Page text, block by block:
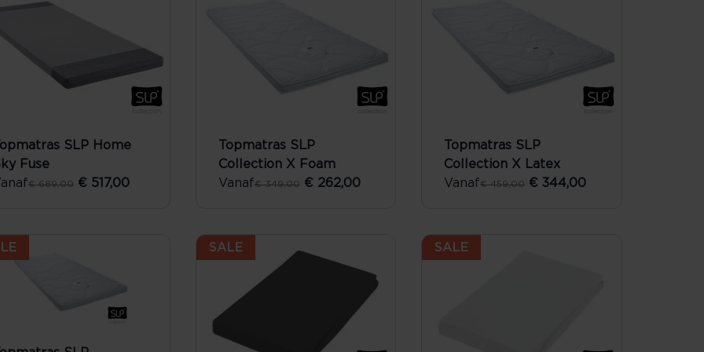
SLP Home
Fuse
€ 689,00 € 517,00
Topmatras SLP
Collection X Foam
Vanaf€ 349,00 € 262,00
Topmatras SLP
Collection X Latex
Vanaf€ 459,00 € 344,00
SALE SALE